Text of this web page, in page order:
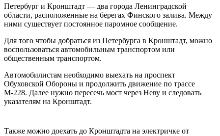
Петербург и Кронштадт — два города Ленинградской
области, расположенные на берегах Финского залива. Между
ними существует постоянное паромное сообщение.
Для того чтобы добраться из Петербурга в Кронштадт, можно
воспользоваться автомобильным транспортом или
общественным транспортом.
Автомобилистам необходимо выехать на проспект
Обуховской Обороны и продолжить движение по трассе
М-228. Далее нужно пересечь мост через Неву и следовать
указателям на Кронштадт.
Также можно доехать до Кронштадта на электричке от